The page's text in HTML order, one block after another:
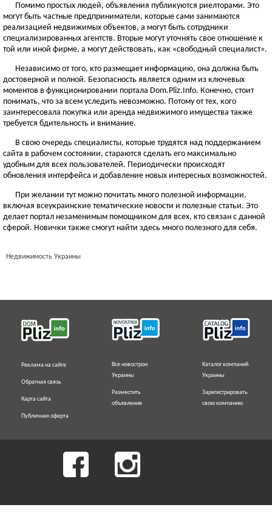
Помимо простых людей, объявления публикуются риелторами. Это
могут быть частные предприниматели, которые сами занимаются
реализацией недвижимых объектов, а могут быть сотрудники
специализированных агентств. Вторые могут уточнять свое отношение к
той или иной фирме, а могут действовать, как «свободный специалист».
Независимо от того, кто размещает информацию, она должна быть
достоверной и полной. Безопасность является одним из ключевых
моментов в функционировании портала Dom.Pliz.Info. Конечно, стоит
понимать, что за всем уследить невозможно. Потому от тех, кого
заинтересовала покупка или аренда недвижимого имущества также
требуется бдительность и внимание.
В свою очередь специалисты, которые трудятся над поддержанием
сайта в рабочем состоянии, стараются сделать его максимально
удобным для всех пользователей. Периодически происходят
обновления интерфейса и добавление новых интересных возможностей.
При желании тут можно почитать много полезной информации,
включая всеукраинские тематические новости и полезные статьи. Это
делает портал незаменимым помощником для всех, кто связан с данной
сферой. Новички также смогут найти здесь много полезного для себя.
Недвижимость Украины
Реклама на сайте
Обратная связь
Карта сайта
Публичная оферта
Все новострои
Украины
Разместить
объявление
Каталог компаний
Украины
Зарегистрировать
свою компанию